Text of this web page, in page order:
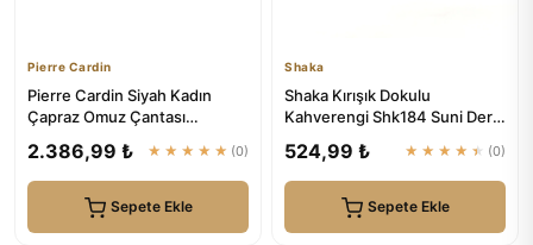
Pierre Cardin
Pierre Cardin Siyah Kadın
Çapraz Omuz Çantası
2.386,99 ₺ ★★★★★ (0)
Sepete Ekle
Shaka
Shaka Kırışık Dokulu
Kahverengi Shk184 Suni Deri
524,99 ₺ ★★★★★ (0)
Sepete Ekle